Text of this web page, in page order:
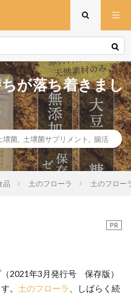
が落ち着きまし
壌菌 土壌菌サプリメント 腸活
品 土のフローラ 土のフロー
PR
2021年3月発行号 保存版）
。 土のフローラ
、しばらく続